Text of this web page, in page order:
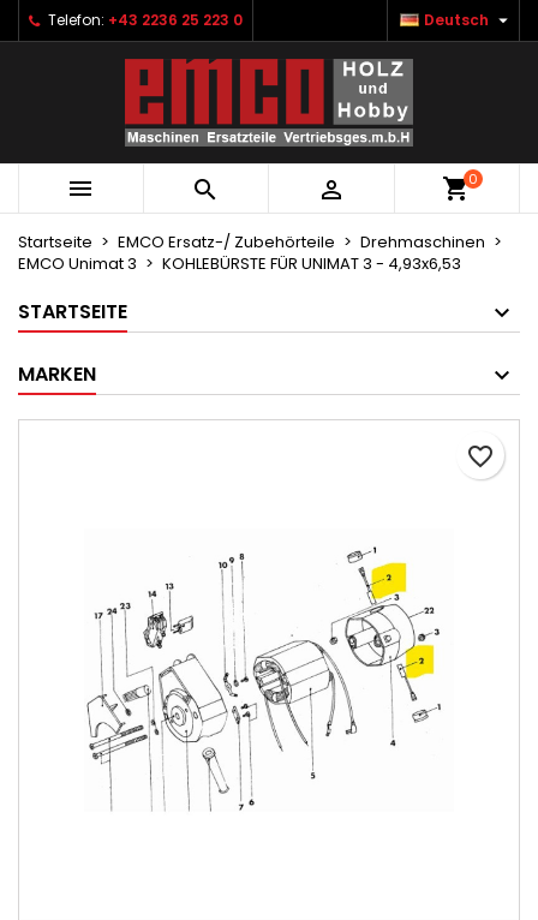
Telefon: +43 2236 25 223 0 Deutsch 
   0
Startseite EMCO Ersatz-/ Zubehörteile
Drehmaschinen
EMCO Unimat 3
KOHLEBÜRSTE FÜR UNIMAT 3 - 4,93x6,53
STARTSEITE
MARKEN
favorite_border
Ihre Wunschlisten ×
Neue Liste anlegen
Wunschliste erstellen ×
Name der Wunschliste
Abbrechen Wunschliste erstellen
Anmelden ×
Sie müssen angemeldet sein, um Artikel Ihrer
Wunschliste hinzufügen zu können.
Abbrechen Anmelden